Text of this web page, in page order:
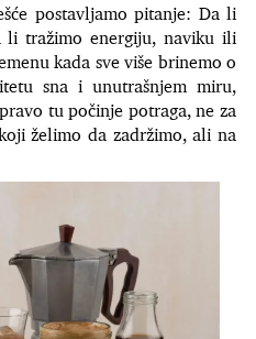
postavljamo pitanje: Da li
li tražimo energiju, naviku ili
kada sve više brinemo o
sna i unutrašnjem miru,
tu počinje potraga, ne za
želimo da zadržimo, ali na